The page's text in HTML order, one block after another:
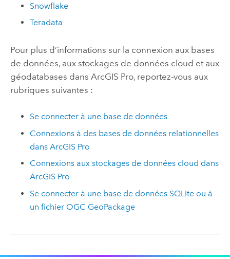
Snowflake
Teradata
Pour plus d’informations sur la connexion aux bases
de données, aux stockages de données cloud et aux
géodatabases dans ArcGIS Pro, reportez-vous aux
rubriques suivantes :
Se connecter à une base de données
Connexions à des bases de données relationnelles
dansArcGIS Pro
Connexions aux stockages de données cloud dans
ArcGIS Pro
Se connecter à une base de données SQLite ou à
un fichier OGC GeoPackage